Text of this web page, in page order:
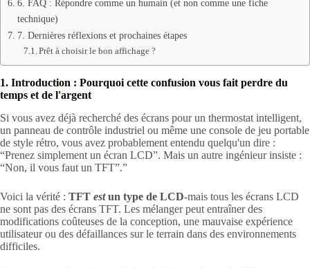
6. FAQ : Répondre comme un humain (et non comme une fiche
technique)
7. Dernières réflexions et prochaines étapes
Prêt à choisir le bon affichage ?
1. Introduction : Pourquoi cette confusion vous fait perdre du
temps et de l'argent
Si vous avez déjà recherché des écrans pour un thermostat intelligent,
un panneau de contrôle industriel ou même une console de jeu portable
de style rétro, vous avez probablement entendu quelqu'un dire :
“Prenez simplement un écran LCD”. Mais un autre ingénieur insiste :
“Non, il vous faut un TFT”.”
Voici la vérité : TFT estun type de LCD-mais tous les écrans LCD
ne sont pas des écrans TFT. Les mélanger peut entraîner des
modifications coûteuses de la conception, une mauvaise expérience
utilisateur ou des défaillances sur le terrain dans des environnements
difficiles.